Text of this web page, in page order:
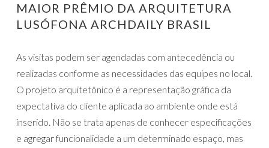
MAIOR PRÊMIO DA ARQUITETURA
LUSÓFONA ARCHDAILY BRASIL
As visitas podem ser agendadas com antecedência ou
realizadas conforme as necessidades das equipes no local.
O projeto arquitetônico é a representação gráfica da
expectativa do cliente aplicada ao ambiente onde está
inserido. Não se trata apenas de conhecer especificações
e agregar funcionalidade a um determinado espaço, mas